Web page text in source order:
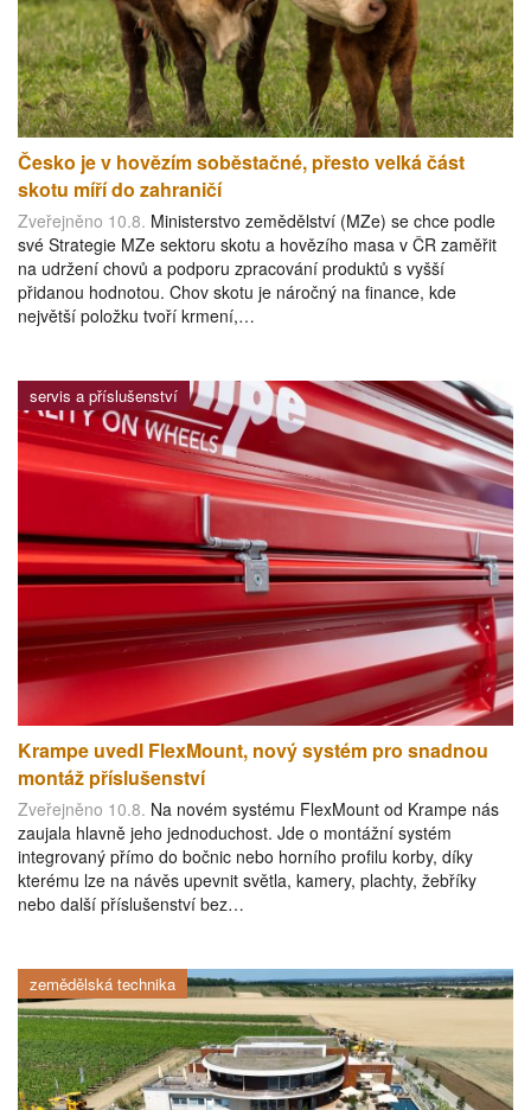
Česko je v hovězím soběstačné, přesto velká část
skotu míří do zahraničí
Zveřejněno 10.8. Ministerstvo zemědělství (MZe) se chce podle
své Strategie MZe sektoru skotu a hovězího masa v ČR zaměřit
na udržení chovů a podporu zpracování produktů s vyšší
přidanou hodnotou. Chov skotu je náročný na finance, kde
největší položku tvoří krmení,…
servis a příslušenství
Krampe uvedl FlexMount, nový systém pro snadnou
montáž příslušenství
Zveřejněno 10.8. Na novém systému FlexMount od Krampe nás
zaujala hlavně jeho jednoduchost. Jde o montážní systém
integrovaný přímo do bočnic nebo horního profilu korby, díky
kterému lze na návěs upevnit světla, kamery, plachty, žebříky
nebo další příslušenství bez…
zemědělská technika